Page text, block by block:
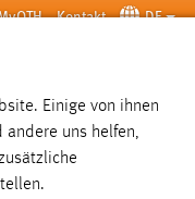
Kontakt DE
SUCHE
Einige von ihnen
uns helfen,